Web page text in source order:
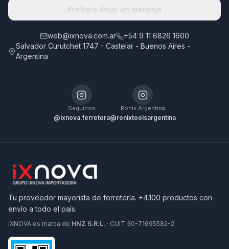
Prefiero dejar un mensaje
web@ixnova.com.ar
+54 9 11 6826 1600
Salvador Curutchet 1747 - Castelar - Buenos Aires -
Argentina
Seguinos
@ixnova.ferretera
Ronix Argentina
@ronixtoolsargentina
Tu proveedor mayorista de ferretería. +4.100 productos con
envío a todo el país.
IXNOVA es marca de HNZ S.R.L. · CUIT 30-71695582-2